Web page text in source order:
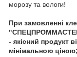
морозу та вологи!
При замовленні
- якісний продукт
мінімальною ціною;